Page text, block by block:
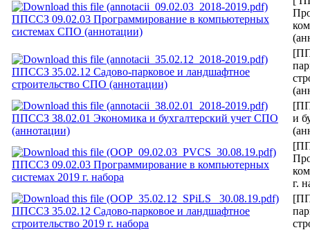
ППССЗ 09.02.03 Программирование в компьютерных
системах СПО (аннотации)
ППССЗ 35.02.12 Садово-парковое и ландшафтное
строительство СПО (аннотации)
ППССЗ 38.02.01 Экономика и бухгалтерский учет СПО
(аннотации)
и
ППССЗ 09.02.03 Программирование в компьютерных
системах 2019 г. набора
г.
ППССЗ 35.02.12 Садово-парковое и ландшафтное
строительство 2019 г. набора